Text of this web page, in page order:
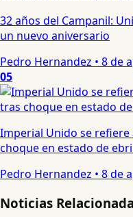
32 años del Campanil:
un nuevo aniversario
Pedro Hernandez • 8 de
05
Imperial Unido se refiere
choque en estado de
Pedro Hernandez • 8 de
Noticias